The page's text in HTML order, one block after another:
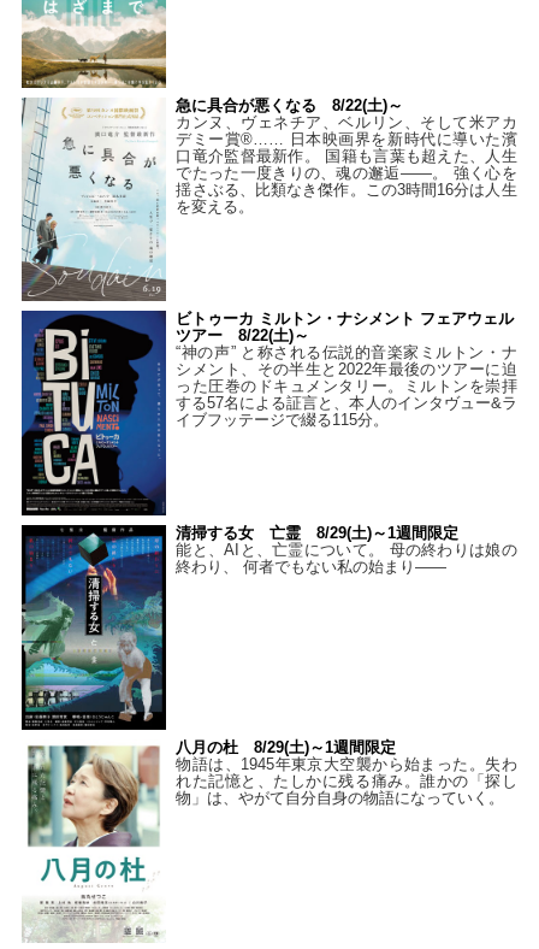
急に具合が悪くなる 8/22(土)～
カンヌ、ヴェネチア、ベルリン、そして米アカ
デミー賞®…… 日本映画界を新時代に導いた濱
口竜介監督最新作。 国籍も言葉も超えた、人生
でたった一度きりの、魂の邂逅――。 強く心を
揺さぶる、比類なき傑作。この3時間16分は人生
を変える。
ビトゥーカ ミルトン・ナシメント フェアウェル
ツアー 8/22(土)～
“神の声” と称される伝説的音楽家ミルトン・ナ
シメント、その半生と2022年最後のツアーに迫
った圧巻のドキュメンタリー。ミルトンを崇拝
する57名による証言と、本人のインタヴュー&ラ
イブフッテージで綴る115分。
清掃する女 亡霊 8/29(土)～1週間限定
能と、AIと、亡霊について。 母の終わりは娘の
終わり、 何者でもない私の始まり――
八月の杜 8/29(土)～1週間限定
物語は、1945年東京大空襲から始まった。失わ
れた記憶と、たしかに残る痛み。誰かの「探し
物」は、やがて自分自身の物語になっていく。